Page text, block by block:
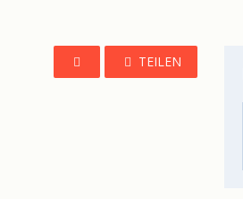
TEILEN